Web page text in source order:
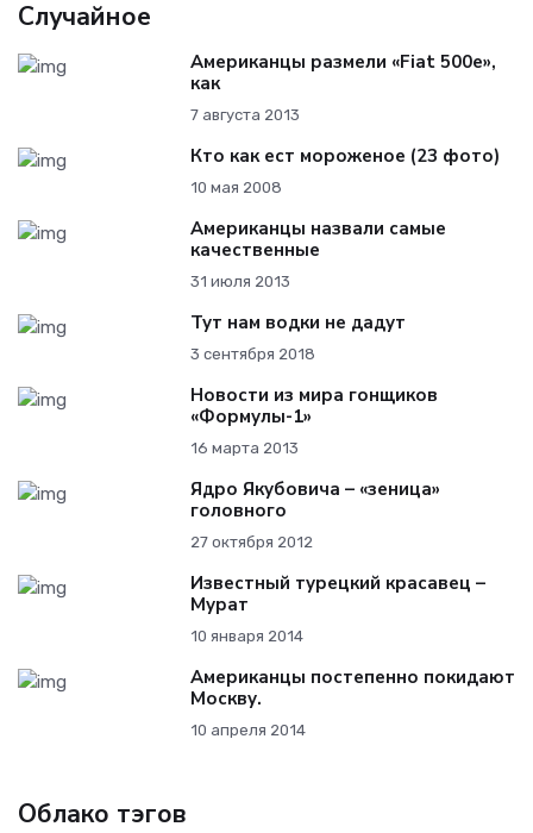
Случайное
Американцы размели «Fiat 500e»,
как
7 августа 2013
Кто как ест мороженое (23 фото)
10 мая 2008
Американцы назвали самые
качественные
31 июля 2013
Тут нам водки не дадут
3 сентября 2018
Новости из мира гонщиков
«Формулы-1»
16 марта 2013
Ядро Якубовича – «зеница»
головного
27 октября 2012
Известный турецкий красавец –
Мурат
10 января 2014
Американцы постепенно покидают
Москву.
10 апреля 2014
Облако тэгов